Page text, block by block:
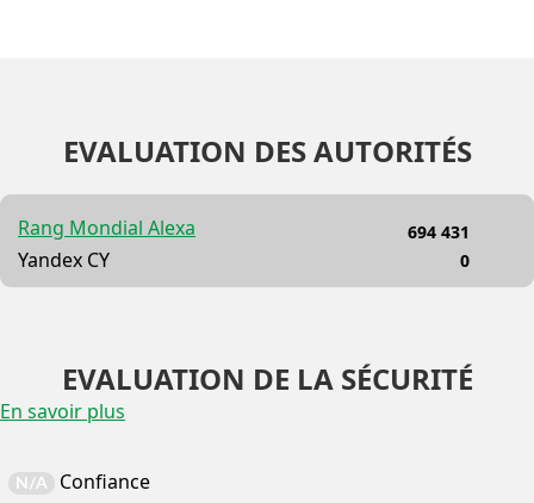
EVALUATION DES AUTORITÉS
Rang Mondial Alexa
Yandex CY
694 431
0
EVALUATION DE LA SÉCURITÉ
En savoir plus
N/A Confiance